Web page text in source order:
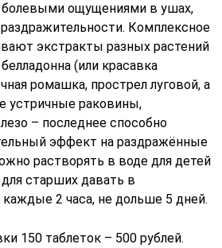
болевыми ощущениями в ушах,
Комплексное
экстракты разных растений
(или красавка
ромашка, прострел луговой, а
устричные раковины,
– последнее способно
эффект на раздражённые
растворять в воде для детей
старших давать в
2 часа, не дольше 5 дней.
150 таблеток – 500 рублей.